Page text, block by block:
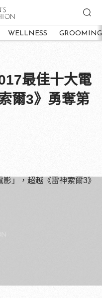
WELLNESS GROOMING
最佳十大電
爾3》勇奪第